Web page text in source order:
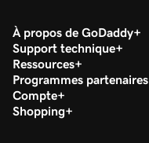
À propos de GoDaddy
Support technique
Ressources
Programmes partenaires
Compte
Shopping